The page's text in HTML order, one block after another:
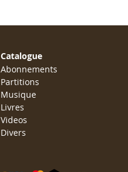
Catalogue
Abonnements
Partitions
Musique
Livres
Videos
Divers